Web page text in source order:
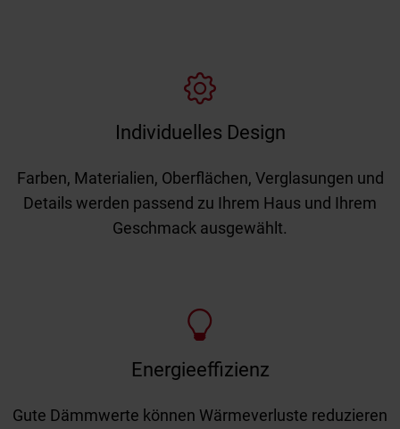
Individuelles Design
Farben, Materialien, Oberflächen, Verglasungen und
Details werden passend zu Ihrem Haus und Ihrem
Geschmack ausgewählt.
Energieeffizienz
Gute Dämmwerte können Wärmeverluste reduzieren